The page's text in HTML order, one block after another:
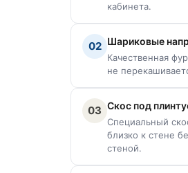
кабинета.
02 Шариковые
Качественная
не
03 Скос под
Специальный
близко к стене
стеной.